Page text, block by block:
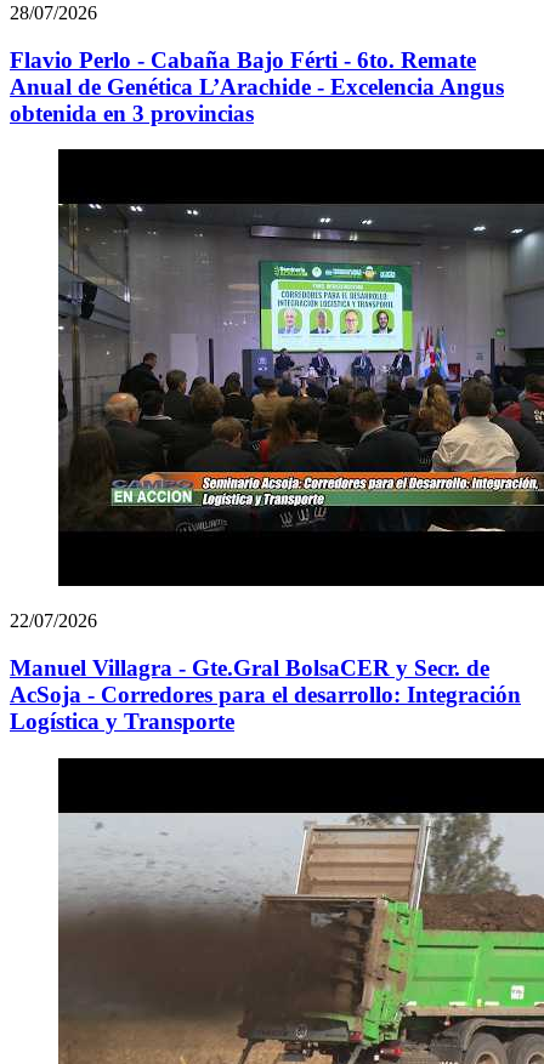
28/07/2026
Flavio Perlo - Cabaña Bajo Férti - 6to. Remate
Anual de Genética L’Arachide - Excelencia Angus
obtenida en 3 provincias
22/07/2026
Manuel Villagra - Gte.Gral BolsaCER y Secr. de
AcSoja - Corredores para el desarrollo: Integración
Logística y Transporte